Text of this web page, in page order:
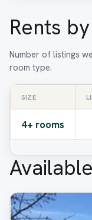
Rents
Number of listings
room type.
SIZE
4+ rooms